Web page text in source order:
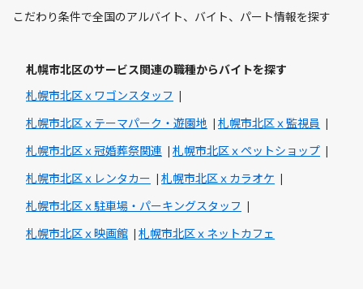
こだわり条件で全国のアルバイト、バイト、パート情報を探す
札幌市北区のサービス関連の職種からバイトを探す
札幌市北区ｘワゴンスタッフ
札幌市北区ｘテーマパーク・遊園地
札幌市北区ｘ監視員
札幌市北区ｘ冠婚葬祭関連
札幌市北区ｘペットショップ
札幌市北区ｘレンタカー
札幌市北区ｘカラオケ
札幌市北区ｘ駐車場・パーキングスタッフ
札幌市北区ｘ映画館
札幌市北区ｘネットカフェ